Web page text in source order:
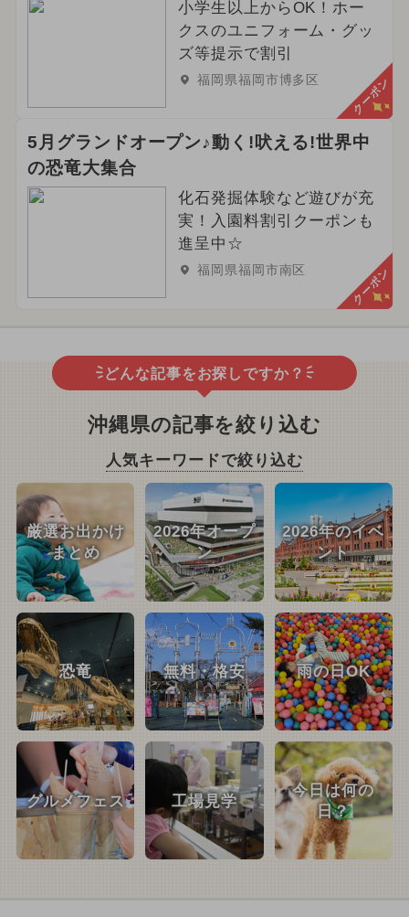
小学生以上からOK！ホー
クスのユニフォーム・グッ
ズ等提示で割引
福岡県福岡市博多区 クーポン
5月グランドオープン♪動く!吠える!世界中
の恐竜大集合
化石発掘体験など遊びが充
実！入園料割引クーポンも
進呈中☆
福岡県福岡市南区 クーポン
どんな記事をお探しですか？
沖縄県の記事を絞り込む
人気キーワードで絞り込む
厳選お出かけ
まとめ
2026年オープ
ン
2026年のイベ
ント
恐竜 無料・格安 雨の日OK
グルメフェス 工場見学
今日は何の
日？